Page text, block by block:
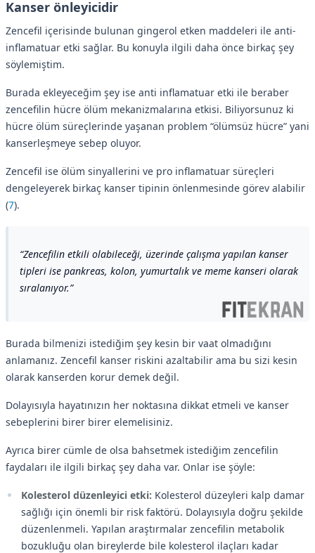
Kanser önleyicidir
Zencefil içerisinde bulunan gingerol etken maddeleri ile anti-
inflamatuar etki sağlar. Bu konuyla ilgili daha önce birkaç şey
söylemiştim.
Burada ekleyeceğim şey ise anti inflamatuar etki ile beraber
zencefilin hücre ölüm mekanizmalarına etkisi. Biliyorsunuz ki
hücre ölüm süreçlerinde yaşanan problem “ölümsüz hücre” yani
kanserleşmeye sebep oluyor.
Zencefil ise ölüm sinyallerini ve pro inflamatuar süreçleri
dengeleyerek birkaç kanser tipinin önlenmesinde görev alabilir
(7).
Zencefilin etkili olabileceği, üzerinde çalışma yapılan kanser
tipleri ise pankreas, kolon, yumurtalık ve meme kanseri olarak
sıralanıyor.
Burada bilmenizi istediğim şey kesin bir vaat olmadığını
anlamanız. Zencefil kanser riskini azaltabilir ama bu sizi kesin
olarak kanserden korur demek değil.
Dolayısıyla hayatınızın her noktasına dikkat etmeli ve kanser
sebeplerini birer birer elemelisiniz.
Ayrıca birer cümle de olsa bahsetmek istediğim zencefilin
faydaları ile ilgili birkaç şey daha var. Onlar ise şöyle:
Kolesterol düzenleyici etki: Kolesterol düzeyleri kalp damar
sağlığı için önemli bir risk faktörü. Dolayısıyla doğru şekilde
düzenlenmeli. Yapılan araştırmalar zencefilin metabolik
bozukluğu olan bireylerde bile kolesterol ilaçları kadar